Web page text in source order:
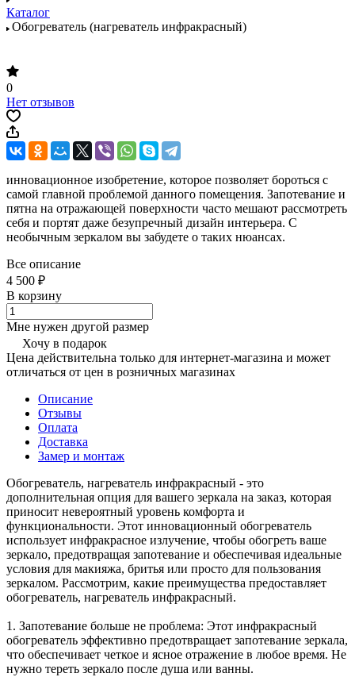
Каталог
Обогреватель (нагреватель инфракрасный)
0
Нет отзывов
инновационное изобретение, которое позволяет бороться с
самой главной проблемой данного помещения. Запотевание и
пятна на отражающей поверхности часто мешают рассмотреть
себя и портят даже безупречный дизайн интерьера. С
необычным зеркалом вы забудете о таких нюансах.
Все описание
4 500 ₽
В корзину
Мне нужен другой размер
Хочу в подарок
Цена действительна только для интернет-магазина и может
отличаться от цен в розничных магазинах
Описание
Отзывы
Оплата
Доставка
Замер и монтаж
Обогреватель, нагреватель инфракрасный - это
дополнительная опция для вашего зеркала на заказ, которая
приносит невероятный уровень комфорта и
функциональности. Этот инновационный обогреватель
использует инфракрасное излучение, чтобы обогреть ваше
зеркало, предотвращая запотевание и обеспечивая идеальные
условия для макияжа, бритья или просто для пользования
зеркалом. Рассмотрим, какие преимущества предоставляет
обогреватель, нагреватель инфракрасный.
1. Запотевание больше не проблема: Этот инфракрасный
обогреватель эффективно предотвращает запотевание зеркала,
что обеспечивает четкое и ясное отражение в любое время. Не
нужно тереть зеркало после душа или ванны.